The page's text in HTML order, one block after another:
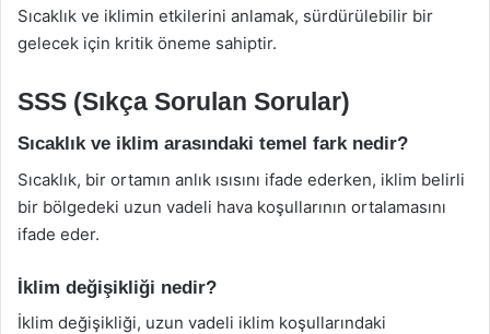
Sıcaklık ve iklimin etkilerini anlamak, sürdürülebilir bir
gelecek için kritik öneme sahiptir.
SSS (Sıkça Sorulan Sorular)
Sıcaklık ve iklim arasındaki temel fark nedir?
Sıcaklık, bir ortamın anlık ısısını ifade ederken, iklim belirli
bir bölgedeki uzun vadeli hava koşullarının ortalamasını
ifade eder.
İklim değişikliği nedir?
İklim değişikliği, uzun vadeli iklim koşullarındaki